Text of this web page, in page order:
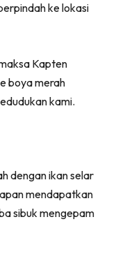
ke lokasi
Kapten
boya merah
kami.
dengan ikan selar
mendapatkan
sibuk mengepam